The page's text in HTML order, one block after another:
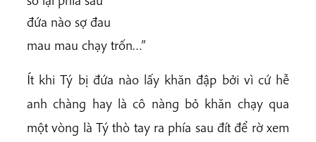
đứa nào sợ đau
mau mau chạy trốn…”
Ít khi Tý bị đứa nào lấy khăn đập bởi vì cứ hễ
anh chàng hay là cô nàng bỏ khăn chạy qua
một vòng là Tý thò tay ra phía sau đít để rờ xem